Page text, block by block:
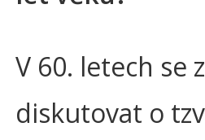
V 60. letech se
diskutovat o